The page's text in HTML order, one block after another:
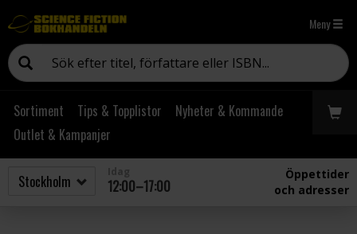
Meny
Sortiment Tips & Topplistor
Nyheter & Kommande
Outlet & Kampanjer
12:00–17:00
Öppettider
och adresser